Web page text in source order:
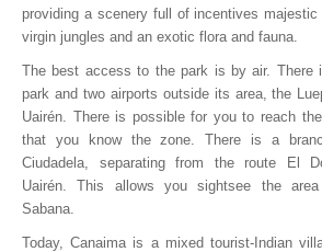
providing a scenery full of incentives majestic
virgin jungles and an exotic flora and fauna.
The best access to the park is by air. There
park and two airports outside its area, the
Uairén. There is possible for you to reach
that you know the zone. There is a
Ciudadela, separating from the route El
Uairén. This allows you sightsee the
Sabana.
Today, Canaima is a mixed tourist-Indian